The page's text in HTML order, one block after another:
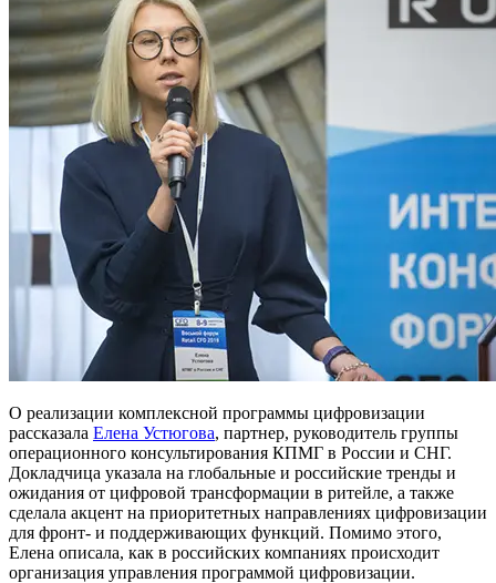
О реализации комплексной программы цифровизации
рассказала Елена Устюгова, партнер, руководитель группы
операционного консультирования КПМГ в России и СНГ.
Докладчица указала на глобальные и российские тренды и
ожидания от цифровой трансформации в ритейле, а также
сделала акцент на приоритетных направлениях цифровизации
для фронт- и поддерживающих функций. Помимо этого,
Елена описала, как в российских компаниях происходит
организация управления программой цифровизации.